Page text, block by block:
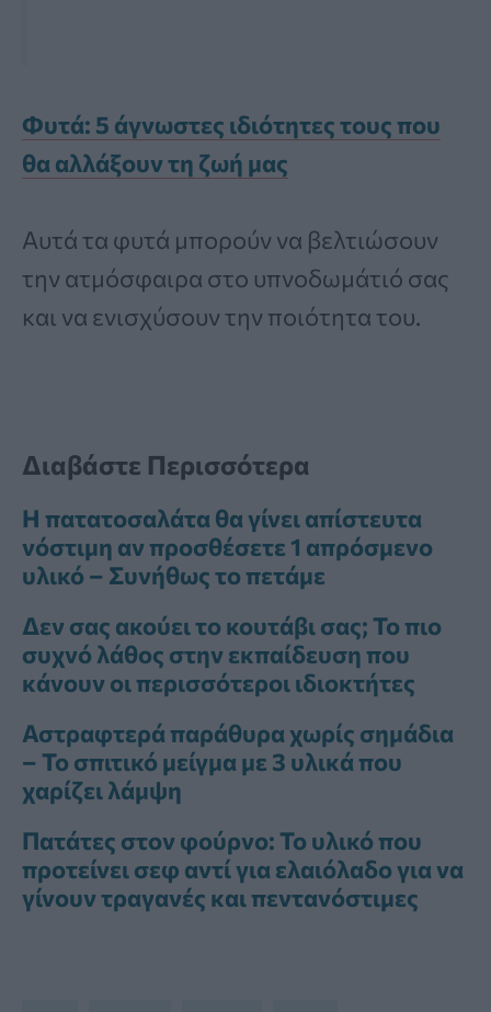
Φυτά: 5 άγνωστες ιδιότητες τους που
θα αλλάξουν τη ζωή μας
Αυτά τα φυτά μπορούν να βελτιώσουν
την ατμόσφαιρα στο υπνοδωμάτιό σας
και να ενισχύσουν την ποιότητα του.
Διαβάστε Περισσότερα
Η πατατοσαλάτα θα γίνει απίστευτα
νόστιμη αν προσθέσετε 1 απρόσμενο
υλικό – Συνήθως το πετάμε
Δεν σας ακούει το κουτάβι σας; Το πιο
συχνό λάθος στην εκπαίδευση που
κάνουν οι περισσότεροι ιδιοκτήτες
Αστραφτερά παράθυρα χωρίς σημάδια
– Το σπιτικό μείγμα με 3 υλικά που
χαρίζει λάμψη
Πατάτες στον φούρνο: Το υλικό που
προτείνει σεφ αντί για ελαιόλαδο για να
γίνουν τραγανές και πεντανόστιμες